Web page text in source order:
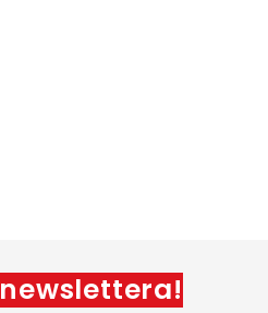
newslettera!